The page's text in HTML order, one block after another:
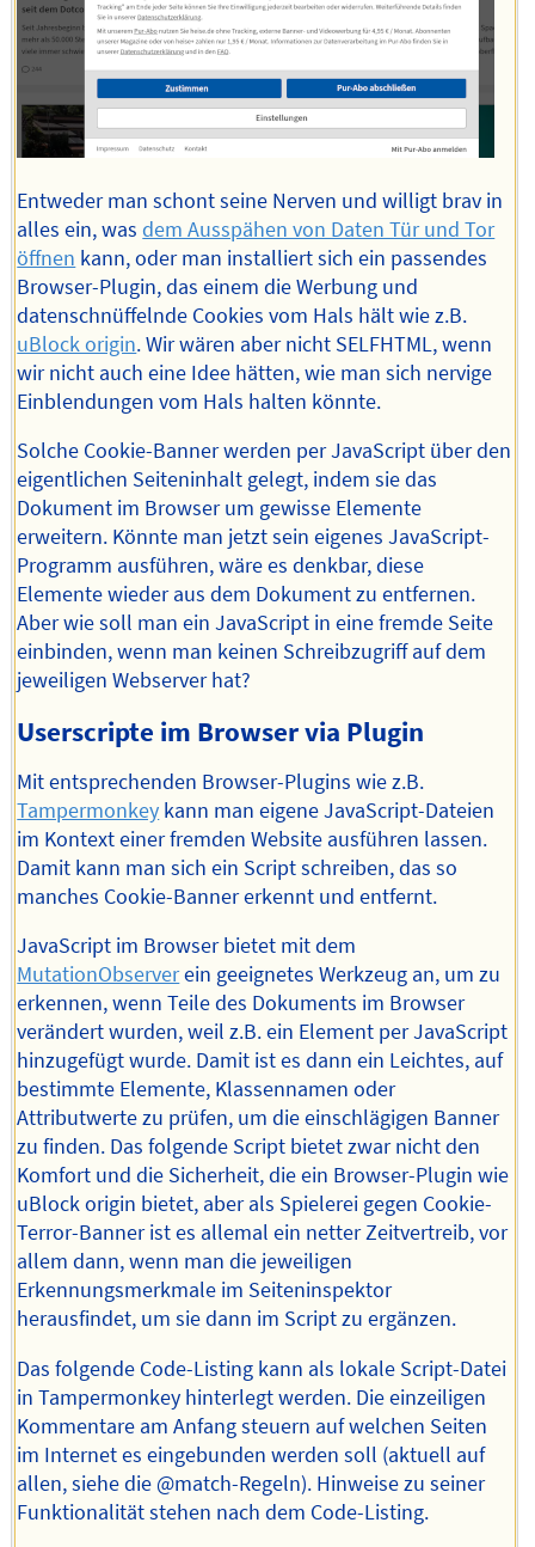
Entweder man schont seine Nerven und willigt brav in
alles ein, wasdem Ausspähen von Daten Tür und Tor
öffnen kann, oder man installiert sich ein passendes
Browser-Plugin, das einem die Werbung und
datenschnüffelnde Cookies vom Hals hält wie z.B.
uBlock origin. Wir wären aber nicht SELFHTML, wenn
wir nicht auch eine Idee hätten, wie man sich nervige
Einblendungen vom Hals halten könnte.
Solche Cookie-Banner werden per JavaScript über den
eigentlichen Seiteninhalt gelegt, indem sie das
Dokument im Browser um gewisse Elemente
erweitern. Könnte man jetzt sein eigenes JavaScript-
Programm ausführen, wäre es denkbar, diese
Elemente wieder aus dem Dokument zu entfernen.
Aber wie soll man ein JavaScript in eine fremde Seite
einbinden, wenn man keinen Schreibzugriff auf dem
jeweiligen Webserver hat?
Userscripte im Browser via Plugin
Mit entsprechenden Browser-Plugins wie z.B.
Tampermonkey kann man eigene JavaScript-Dateien
im Kontext einer fremden Website ausführen lassen.
Damit kann man sich ein Script schreiben, das so
manches Cookie-Banner erkennt und entfernt.
JavaScript im Browser bietet mit dem
MutationObserverein geeignetes Werkzeug an, um zu
erkennen, wenn Teile des Dokuments im Browser
verändert wurden, weil z.B. ein Element per JavaScript
hinzugefügt wurde. Damit ist es dann ein Leichtes, auf
bestimmte Elemente, Klassennamen oder
Attributwerte zu prüfen, um die einschlägigen Banner
zu finden. Das folgende Script bietet zwar nicht den
Komfort und die Sicherheit, die ein Browser-Plugin wie
uBlock origin bietet, aber als Spielerei gegen Cookie-
Terror-Banner ist es allemal ein netter Zeitvertreib, vor
allem dann, wenn man die jeweiligen
Erkennungsmerkmale im Seiteninspektor
herausfindet, um sie dann im Script zu ergänzen.
Das folgende Code-Listing kann als lokale Script-Datei
in Tampermonkey hinterlegt werden. Die einzeiligen
Kommentare am Anfang steuern auf welchen Seiten
im Internet es eingebunden werden soll (aktuell auf
allen, siehe die @match-Regeln). Hinweise zu seiner
Funktionalität stehen nach dem Code-Listing.